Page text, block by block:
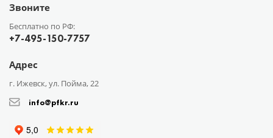
Звоните
Бесплатно по РФ:
+7-495-150-7757
Адрес
г. Ижевск, ул. Пойма, 22
info@pfkr.ru